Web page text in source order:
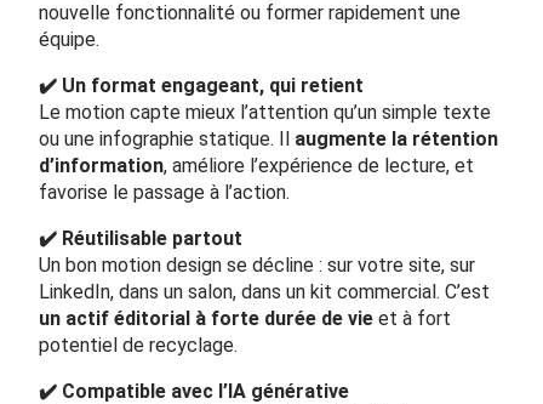
nouvelle fonctionnalité ou former rapidement une
équipe.
✔️ Un format engageant, qui retient
Le motion capte mieux l’attention qu’un simple texte
ou une infographie statique. Il augmente la rétention
d’information, améliore l’expérience de lecture, et
favorise le passage à l’action.
✔️ Réutilisable partout
Un bon motion design se décline : sur votre site, sur
LinkedIn, dans un salon, dans un kit commercial. C’est
un actif éditorial à forte durée de vie et à fort
potentiel de recyclage.
✔️ Compatible avec l’IA générative